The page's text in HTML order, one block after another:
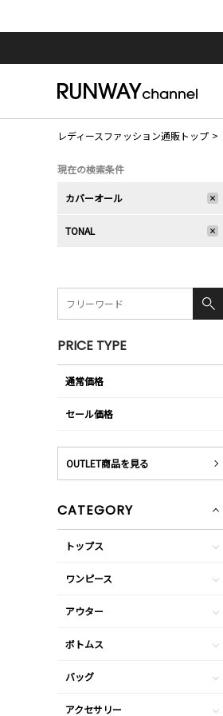
レディースファッション通販トップ
現在の検索条件
カバーオール
TONAL
PRICE TYPE
通常価格
セール価格
OUTLET商品を見る
CATEGORY
トップス
ワンピース
アウター
ボトムス
バッグ
アクセサリー